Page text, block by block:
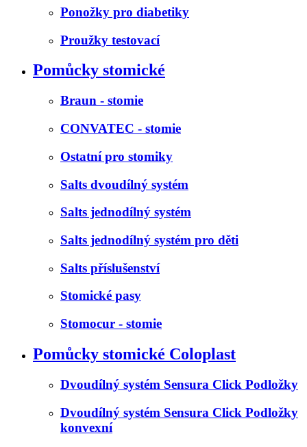
Ponožky pro diabetiky
Proužky testovací
Pomůcky stomické
Braun - stomie
CONVATEC - stomie
Ostatní pro stomiky
Salts dvoudílný systém
Salts jednodílný systém
Salts jednodílný systém pro děti
Salts příslušenství
Stomické pasy
Stomocur - stomie
Pomůcky stomické Coloplast
Dvoudílný systém Sensura Click Podložky
Dvoudílný systém Sensura Click Podložky
konvexní